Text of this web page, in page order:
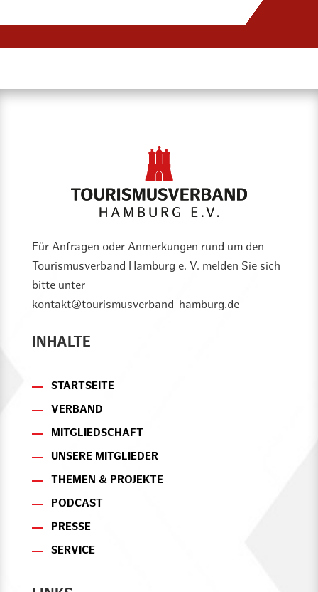
Für Anfragen oder Anmerkungen rund um den
Tourismusverband Hamburg e. V. melden Sie sich
bitte unter
kontakt@tourismusverband-hamburg.de
INHALTE
STARTSEITE
VERBAND
MITGLIEDSCHAFT
UNSERE MITGLIEDER
THEMEN & PROJEKTE
PODCAST
PRESSE
SERVICE